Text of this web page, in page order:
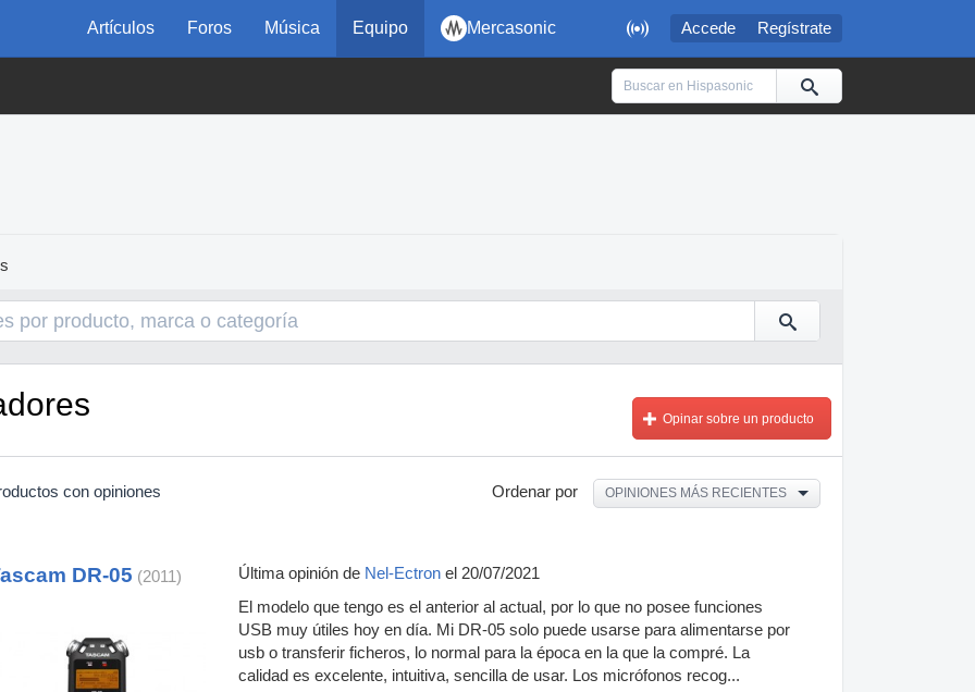
 Accede Regístrate
Artículos Foros Música Equipo Mercasonic
Opinar sobre un producto
Ordenar por OPINIONES MÁS RECIENTES
con opiniones
DR-05 (2011) Última opinión de Nel-Ectron el 20/07/2021
El modelo que tengo es el anterior al actual, por lo que no posee funciones
USB muy útiles hoy en día. Mi DR-05 solo puede usarse para alimentarse por
usb o transferir ficheros, lo normal para la época en la que la compré. La
calidad es excelente, intuitiva, sencilla de usar. Los micrófonos recog...